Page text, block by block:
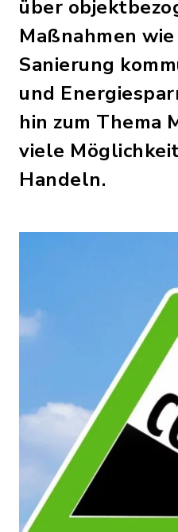
über
Maßnahmen
Sanierung
und
hin zum Thema
viele
Handeln.